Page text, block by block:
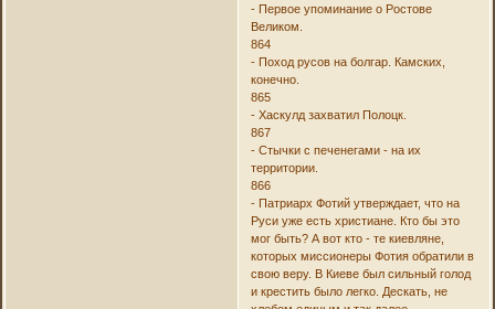
- Первое упоминание о Ростове
Великом.
864
- Поход русов на болгар. Камских,
конечно.
865
- Хаскулд захватил Полоцк.
867
- Стычки с печенегами - на их
территории.
866
- Патриарх Фотий утверждает, что на
Руси уже есть христиане. Кто бы это
мог быть? А вот кто - те киевляне,
которых миссионеры Фотия обратили в
свою веру. В Киеве был сильный голод
и крестить было легко. Дескать, не